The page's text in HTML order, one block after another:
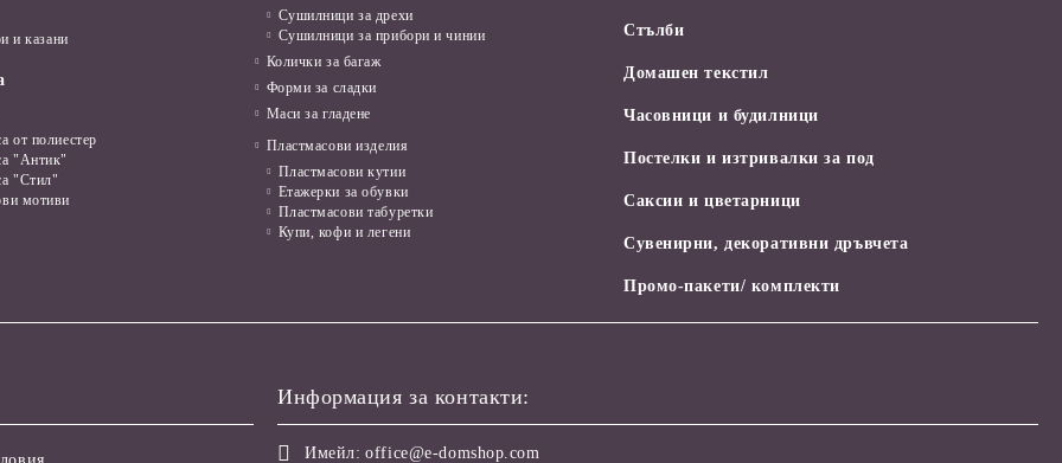
и казани
от полиестер
"Антик"
"Стил"
мотиви
Сушилници за дрехи
Сушилници за прибори и чинии
Колички за багаж
Форми за сладки
Маси за гладене
Пластмасови изделия
Пластмасови кутии
Етажерки за обувки
Пластмасови табуретки
Купи, кофи и легени
Стълби
Домашен текстил
Часовници и будилници
Постелки и изтривалки за под
Саксии и цветарници
Сувенирни, декоративни дръвчета
Промо-пакети/ комплекти
Информация за контакти:
Имейл: office@e-domshop.com